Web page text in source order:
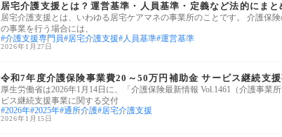
居宅介護支援とは？運営基準・人員基準・定義など法的にまと
居宅介護支援とは、いわゆる居宅ケアマネの事業所のことです。 介護保
の事業を行う場合には、
介護支援専門員 居宅介護支援 人員基準 運営基準
2026年1月27日
令和7年度介護保険事業費20～50万円補助金 サービス継続支
厚生労働省は2026年1月14日に、「介護保険最新情報 Vol.1461（介護事業
ビス継続支援事業に関する交付
2026年 2025年 通所介護 居宅介護支援
2026年1月15日